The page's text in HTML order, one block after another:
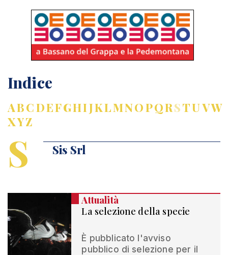
Indice
ABCDEFGHIJKLMNOPQRSTUVW
XYZ
S Sis Srl
Attualità
La selezione della specie
È pubblicato l'avviso
pubblico di selezione per il